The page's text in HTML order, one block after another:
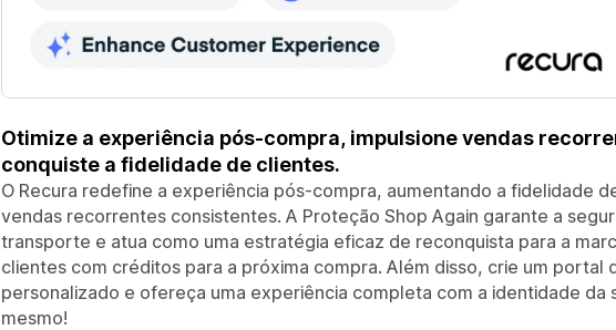
Otimize a experiência pós-compra, impulsione vendas
conquiste a fidelidade de clientes.
O Recura redefine a experiência pós-compra, aumentando a fidelidade
vendas recorrentes consistentes. A Proteção Shop Again garante a
transporte e atua como uma estratégia eficaz de reconquista para a
clientes com créditos para a próxima compra. Além disso, crie um portal
personalizado e ofereça uma experiência completa com a identidade da
mesmo!